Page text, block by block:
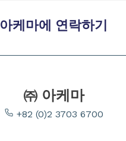
아케마에 연락하기
㈜ 아케마
+82 (0)2 3703 6700